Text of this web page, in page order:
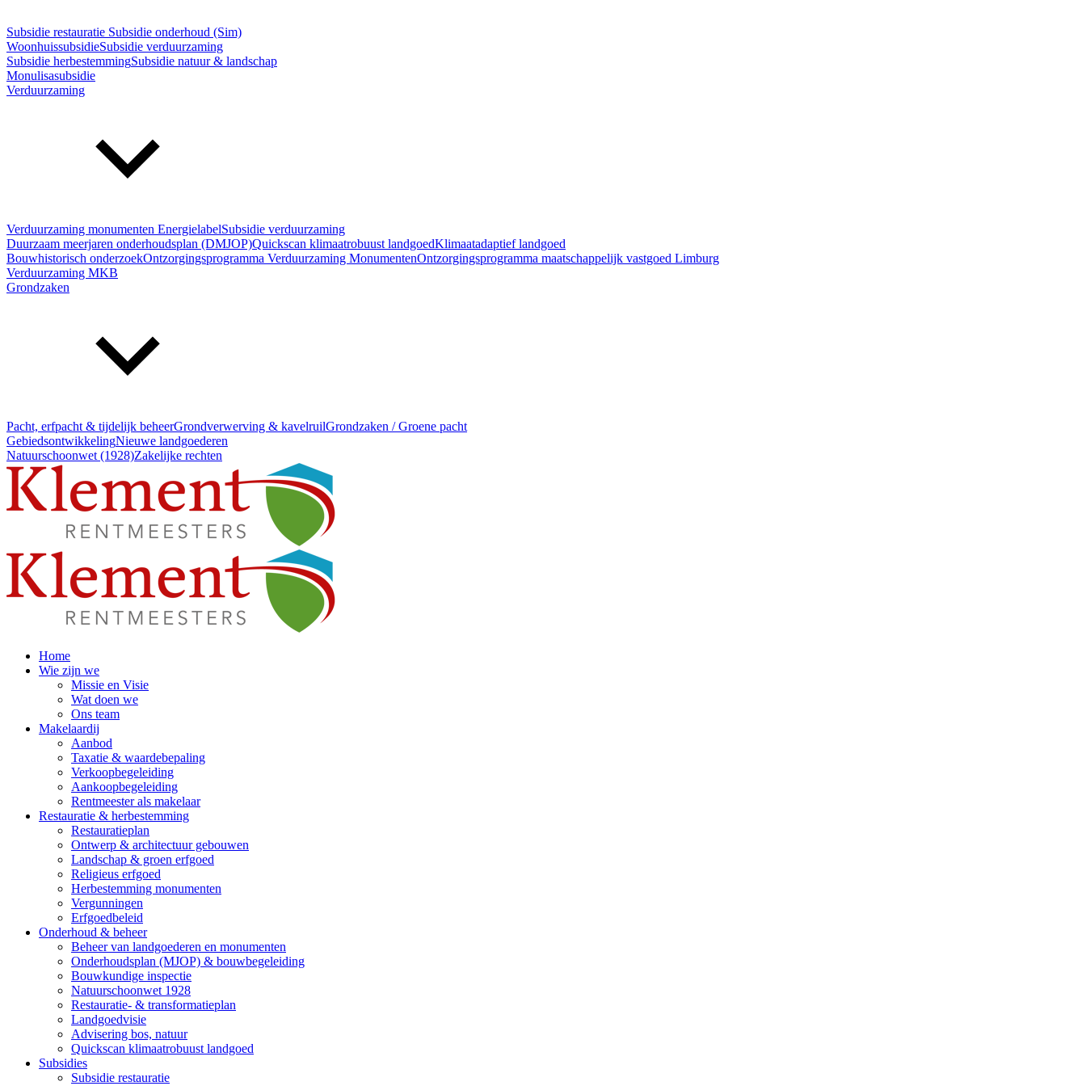
Subsidie restauratie Subsidie onderhoud (Sim)
WoonhuissubsidieSubsidie verduurzaming
Subsidie herbestemmingSubsidie natuur & landschap
Monulisasubsidie
Verduurzaming
Verduurzaming monumenten EnergielabelSubsidie verduurzaming
Duurzaam meerjaren onderhoudsplan (DMJOP)Quickscan klimaatrobuust landgoedKlimaatadaptief landgoed
Bouwhistorisch onderzoekOntzorgingsprogramma Verduurzaming MonumentenOntzorgingsprogramma maatschappelijk vastgoed Limburg
Verduurzaming MKB
Grondzaken
Pacht, erfpacht & tijdelijk beheerGrondverwerving & kavelruilGrondzaken / Groene pacht
GebiedsontwikkelingNieuwe landgoederen
Natuurschoonwet (1928)Zakelijke rechten
Home
Wie zijn we
Missie en Visie
Wat doen we
Ons team
Makelaardij
Aanbod
Taxatie & waardebepaling
Verkoopbegeleiding
Aankoopbegeleiding
Rentmeester als makelaar
Restauratie & herbestemming
Restauratieplan
Ontwerp & architectuur gebouwen
Landschap & groen erfgoed
Religieus erfgoed
Herbestemming monumenten
Vergunningen
Erfgoedbeleid
Onderhoud & beheer
Beheer van landgoederen en monumenten
Onderhoudsplan (MJOP) & bouwbegeleiding
Bouwkundige inspectie
Natuurschoonwet 1928
Restauratie- & transformatieplan
Landgoedvisie
Advisering bos, natuur
Quickscan klimaatrobuust landgoed
Subsidies
Subsidie restauratie